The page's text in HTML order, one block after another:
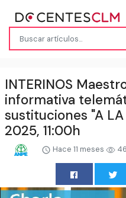
INTERINOS
informativa
sustituciones "A
2025, 11:00h
Hace 11 meses